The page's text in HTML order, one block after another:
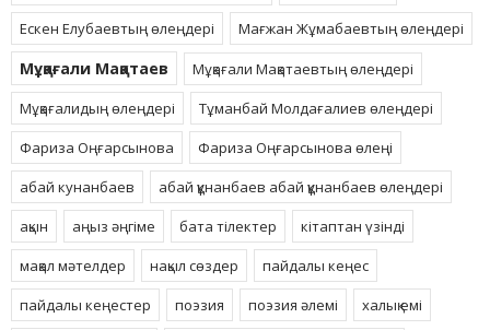
Ескен Елубаевтың өлеңдері
Мағжан Жұмабаевтың өлеңдері
Мұқағали Мақатаев
Мұқағали Мақатаевтың өлеңдері
Мұқағалидың өлеңдері
Тұманбай Молдағалиев өлеңдері
Фариза Оңғарсынова
Фариза Оңғарсынова өлеңі
абай кунанбаев
абай құнанбаев абай құнанбаев өлеңдері
ақын
аңыз әңгіме бата тілектер
кітаптан үзінді
мақал мәтелдер
нақыл сөздер
пайдалы кеңес
пайдалы кеңестер
поэзия поэзия әлемі
халық емі